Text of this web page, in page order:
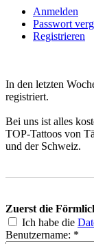
Anmelden
Passwort
Registrieren
In den letzten
registriert.
Bei uns ist alles
TOP-Tattoos von
und der Schweiz.
Zuerst die
Ich habe die
Benutzername: *